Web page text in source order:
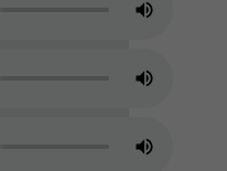
externen Medien akzeptiert